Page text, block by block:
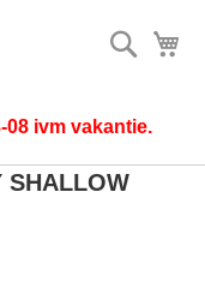
Zoek
08 ivm vakantie.
SHALLOW